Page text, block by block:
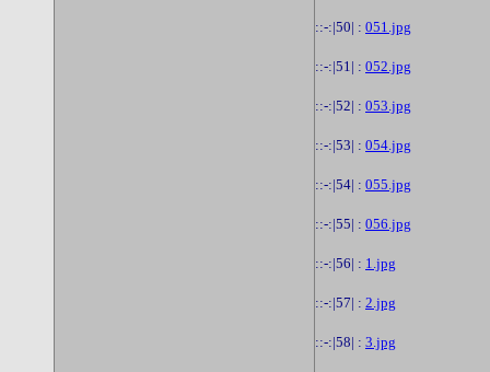
::-:|50| : 051.jpg
::-:|51| : 052.jpg
::-:|52| : 053.jpg
::-:|53| : 054.jpg
::-:|54| : 055.jpg
::-:|55| : 056.jpg
::-:|56| : 1.jpg
::-:|57| : 2.jpg
::-:|58| : 3.jpg